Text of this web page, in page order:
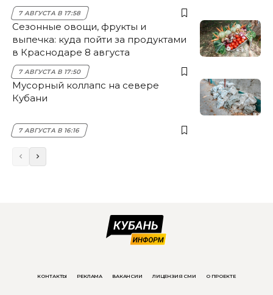
7 АВГУСТА В 17:58
Сезонные овощи, фрукты и
выпечка: куда пойти за продуктами
в Краснодаре 8 августа
7 АВГУСТА В 17:50
Мусорный коллапс на севере
Кубани
7 АВГУСТА В 16:16
КОНТАКТЫ РЕКЛАМА ВАКАНСИИ ЛИЦЕНЗИЯ СМИ О ПРОЕКТЕ